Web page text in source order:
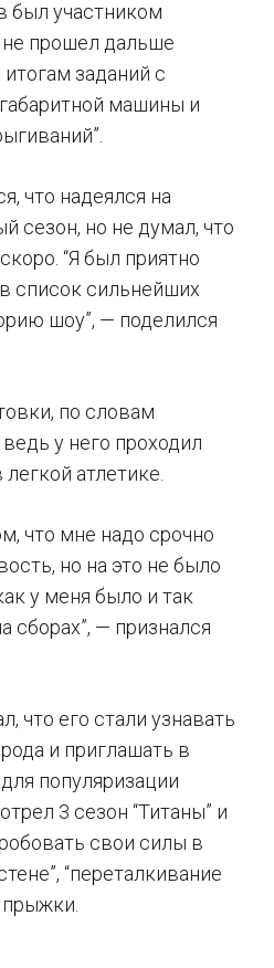
был участником
не прошел дальше
заданий с
машины и
что надеялся на
сезон, но не думал, что
“Я был приятно
список сильнейших
шоу”, — поделился
по словам
у него проходил
атлетике.
что мне надо срочно
но на это не было
у меня было и так
сборах”, — признался
что его стали узнавать
и приглашать в
популяризации
3 сезон “Титаны” и
свои силы в
“переталкивание